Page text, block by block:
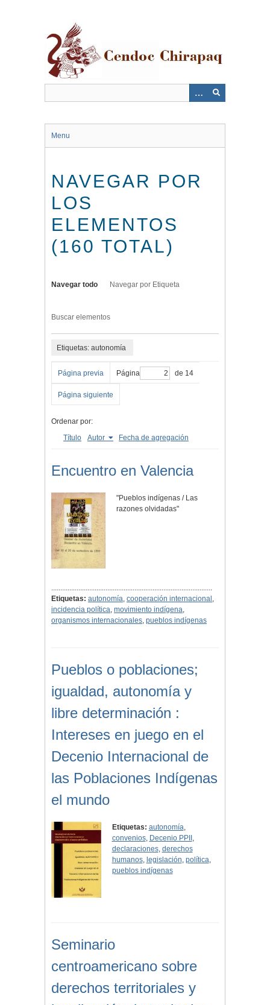
Menu
NAVEGAR POR
LOS
ELEMENTOS
(160 TOTAL)
Navegar todo Navegar por Etiqueta
Buscar elementos
Etiquetas: autonomía
Página previa Página de 14
Página siguiente
Ordenar por:
Título
Autor Fecha de agregación
Encuentro en Valencia
"Pueblos indígenas / Las
razones olvidadas"
.........................................................................................
Etiquetas: autonomía, cooperación internacional ,
incidencia política, movimiento indígena,
organismos internacionales, pueblos indígenas
Pueblos o poblaciones;
igualdad, autonomía y
libre determinación :
Intereses en juego en el
Decenio Internacional de
las Poblaciones Indígenas
el mundo
Etiquetas: autonomía,
convenios, Decenio PPII ,
declaraciones, derechos
humanos, legislación, política,
pueblos indígenas
Seminario
centroamericano sobre
derechos territoriales y